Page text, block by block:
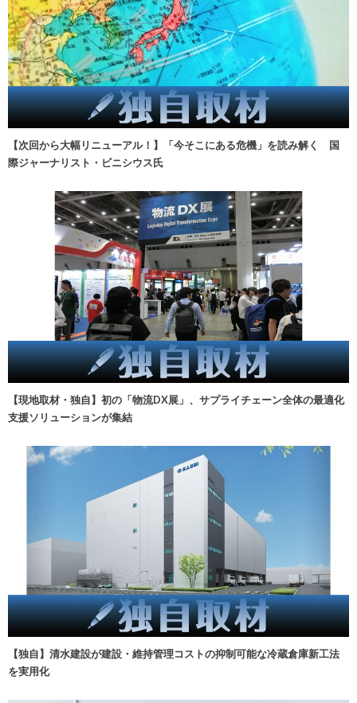
【次回から大幅リニューアル！】「今そこにある危機」を読み解く 国
際ジャーナリスト・ビニシウス氏
【現地取材・独自】初の「物流DX展」、サプライチェーン全体の最適化
支援ソリューションが集結
【独自】清水建設が建設・維持管理コストの抑制可能な冷蔵倉庫新工法
を実用化